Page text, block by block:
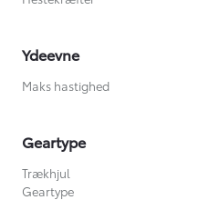
Ydeevne
Maks hastighed
Geartype
Trækhjul
Geartype